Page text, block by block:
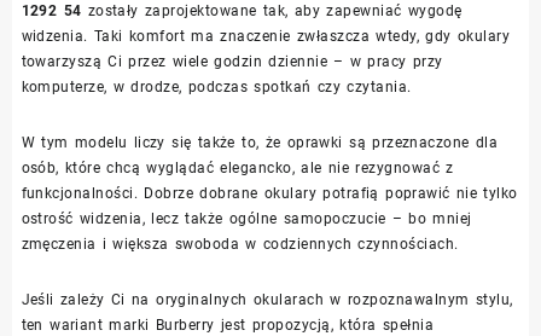
1292 54 zostały zaprojektowane tak, aby zapewniać wygodę
widzenia. Taki komfort ma znaczenie zwłaszcza wtedy, gdy okulary
towarzyszą Ci przez wiele godzin dziennie – w pracy przy
komputerze, w drodze, podczas spotkań czy czytania.
W tym modelu liczy się także to, że oprawki są przeznaczone dla
osób, które chcą wyglądać elegancko, ale nie rezygnować z
funkcjonalności. Dobrze dobrane okulary potrafią poprawić nie tylko
ostrość widzenia, lecz także ogólne samopoczucie – bo mniej
zmęczenia i większa swoboda w codziennych czynnościach.
Jeśli zależy Ci na oryginalnych okularach w rozpoznawalnym stylu,
ten wariant marki Burberry jest propozycją, która spełnia